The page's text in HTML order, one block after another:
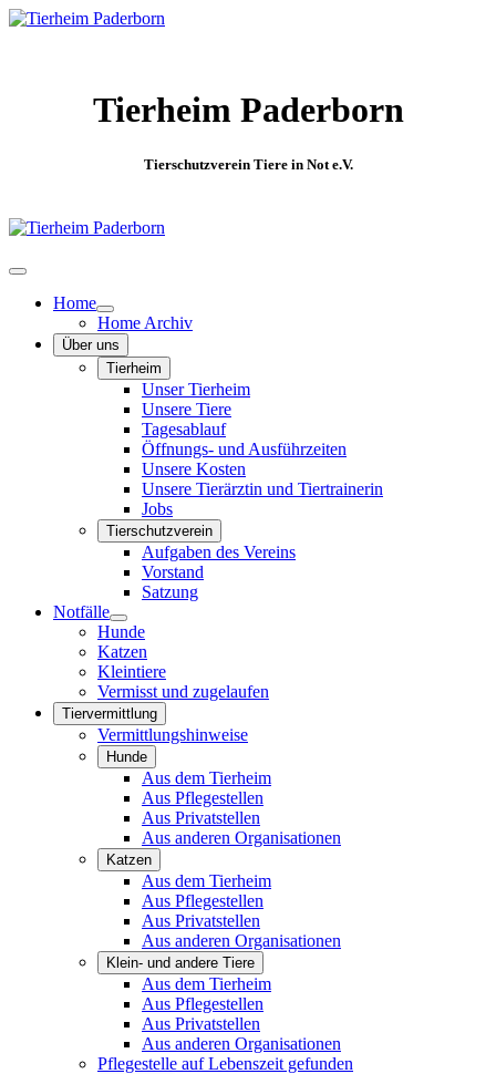
Tierheim Paderborn
Tierschutzverein Tiere in Not e.V.
Home
Home Archiv
Über uns
Tierheim
Unser Tierheim
Unsere Tiere
Tagesablauf
Öffnungs- und Ausführzeiten
Unsere Kosten
Unsere Tierärztin und Tiertrainerin
Jobs
Tierschutzverein
Aufgaben des Vereins
Vorstand
Satzung
Notfälle
Hunde
Katzen
Kleintiere
Vermisst und zugelaufen
Tiervermittlung
Vermittlungshinweise
Hunde
Aus dem Tierheim
Aus Pflegestellen
Aus Privatstellen
Aus anderen Organisationen
Katzen
Aus dem Tierheim
Aus Pflegestellen
Aus Privatstellen
Aus anderen Organisationen
Klein- und andere Tiere
Aus dem Tierheim
Aus Pflegestellen
Aus Privatstellen
Aus anderen Organisationen
Pflegestelle auf Lebenszeit gefunden